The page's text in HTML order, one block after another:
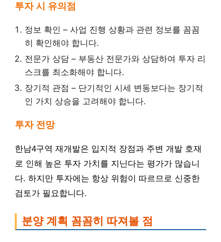
투자 시 유의점
정보 확인 – 사업 진행 상황과 관련 정보를 꼼꼼
히 확인해야 합니다.
전문가 상담 – 부동산 전문가와 상담하여 투자 리
스크를 최소화해야 합니다.
장기적 관점 – 단기적인 시세 변동보다는 장기적
인 가치 상승을 고려해야 합니다.
투자 전망
한남4구역 재개발은 입지적 장점과 주변 개발 호재
로 인해 높은 투자 가치를 지닌다는 평가가 많습니
다. 하지만 투자에는 항상 위험이 따르므로 신중한
검토가 필요합니다.
분양 계획 꼼꼼히 따져볼 점